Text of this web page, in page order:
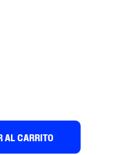
AL CARRITO